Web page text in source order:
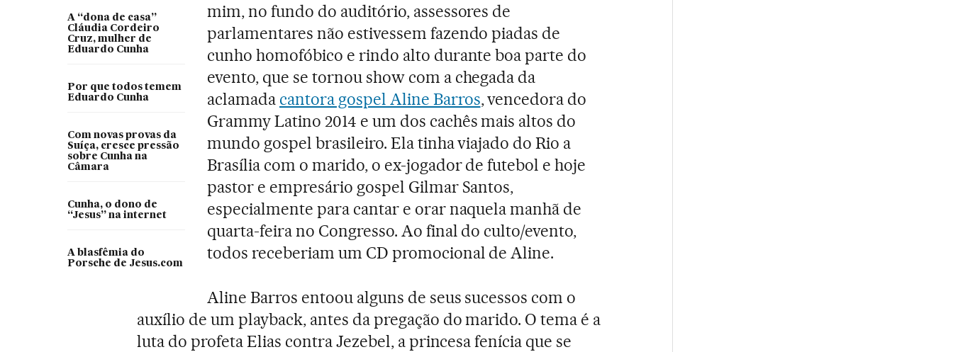
A “dona de casa”
Cláudia Cordeiro
Cruz, mulher de
Eduardo Cunha
Por que todos temem
Eduardo Cunha
Com novas provas da
Suíça, cresce pressão
sobre Cunha na
Câmara
Cunha, o dono de
“Jesus” na internet
A blasfêmia do
Porsche de Jesus.com
mim, no fundo do auditório, assessores de
parlamentares não estivessem fazendo piadas de
cunho homofóbico e rindo alto durante boa parte do
evento, que se tornou show com a chegada da
aclamada cantora gospel Aline Barros, vencedora do
Grammy Latino 2014 e um dos cachês mais altos do
mundo gospel brasileiro. Ela tinha viajado do Rio a
Brasília com o marido, o ex-jogador de futebol e hoje
pastor e empresário gospel Gilmar Santos,
especialmente para cantar e orar naquela manhã de
quarta-feira no Congresso. Ao final do culto/evento,
todos receberiam um CD promocional de Aline.
Aline Barros entoou alguns de seus sucessos com o
auxílio de um playback, antes da pregação do marido. O tema é a
luta do profeta Elias contra Jezebel, a princesa fenícia que se